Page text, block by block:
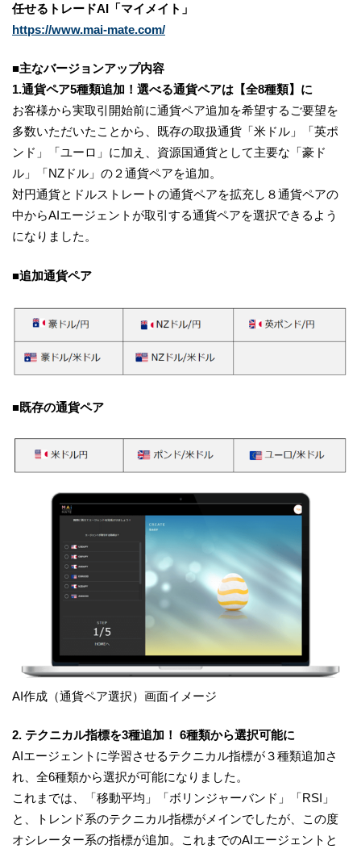
任せるトレードAI「マイメイト」
https://www.mai-mate.com/
■主なバージョンアップ内容
1.通貨ペア5種類追加！選べる通貨ペアは【全8種類】に
お客様から実取引開始前に通貨ペア追加を希望するご要望を
多数いただいたことから、既存の取扱通貨「米ドル」「英ポ
ンド」「ユーロ」に加え、資源国通貨として主要な「豪ド
ル」「NZドル」の２通貨ペアを追加。
対円通貨とドルストレートの通貨ペアを拡充し８通貨ペアの
中からAIエージェントが取引する通貨ペアを選択できるよう
になりました。
■追加通貨ペア
■既存の通貨ペア
AI作成（通貨ペア選択）画面イメージ
2. テクニカル指標を3種追加！ 6種類から選択可能に
AIエージェントに学習させるテクニカル指標が３種類追加さ
れ、全6種類から選択が可能になりました。
これまでは、「移動平均」「ボリンジャーバンド」「RSI」
と、トレンド系のテクニカル指標がメインでしたが、この度
オシレーター系の指標が追加。これまでのAIエージェントと